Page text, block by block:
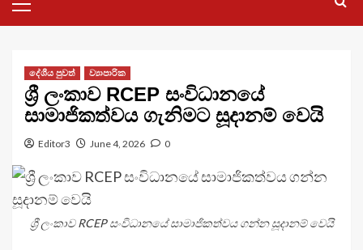
Menu
දේශීය පුවත් ව්‍යාපාරික
ශ්‍රී ලංකාව RCEP සංවිධානයේ
සාමාජිකත්වය ගැනිමට සූදානම් වෙයි
Editor3 June 4, 2026 0
ශ්‍රී ලංකාව RCEP සංවිධානයේ සාමාජිකත්වය ගන්න සූදානම් වෙයි